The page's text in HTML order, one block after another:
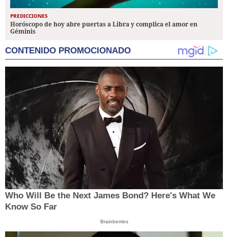
PREDICCIONES
Horóscopo de hoy abre puertas a Libra y complica el amor en
Géminis
CONTENIDO PROMOCIONADO
Who Will Be the Next James Bond? Here's What We
Know So Far
Brainberries